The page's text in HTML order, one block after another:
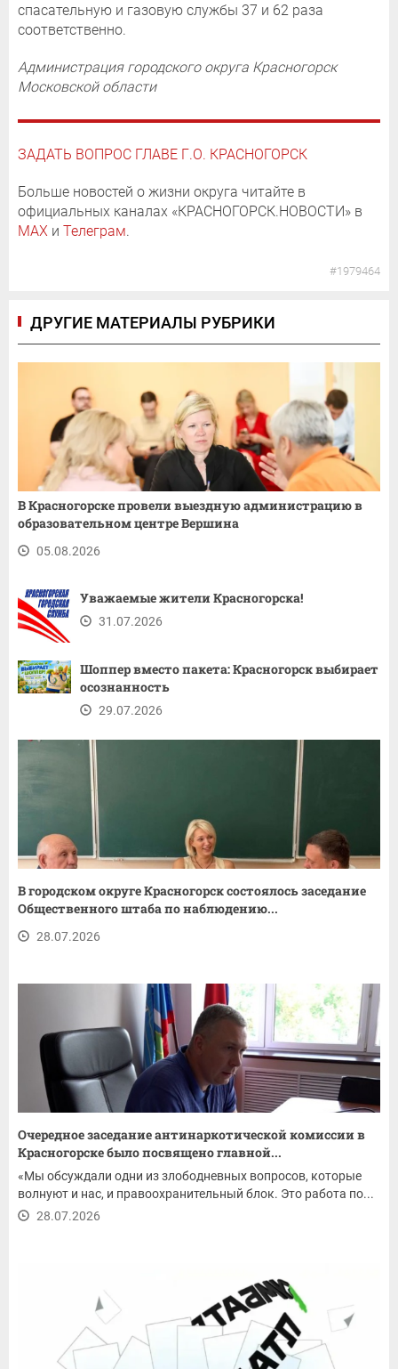
спасательную и газовую службы 37 и 62 раза
соответственно.
Администрация городского округа Красногорск
Московской области
ЗАДАТЬ ВОПРОС ГЛАВЕ Г.О. КРАСНОГОРСК
Больше новостей о жизни округа читайте в
официальных каналах «КРАСНОГОРСК.НОВОСТИ» в
MAX и Телеграм.
#1979464
ДРУГИЕ МАТЕРИАЛЫ РУБРИКИ
В Красногорске провели выездную администрацию в
образовательном центре Вершина
05.08.2026
Уважаемые жители Красногорска!
31.07.2026
Шоппер вместо пакета: Красногорск выбирает
осознанность
29.07.2026
В городском округе Красногорск состоялось заседание
Общественного штаба по наблюдению...
28.07.2026
Очередное заседание антинаркотической комиссии в
Красногорске было посвящено главной...
«Мы обсуждали одни из злободневных вопросов, которые
волнуют и нас, и правоохранительный блок. Это работа по...
28.07.2026